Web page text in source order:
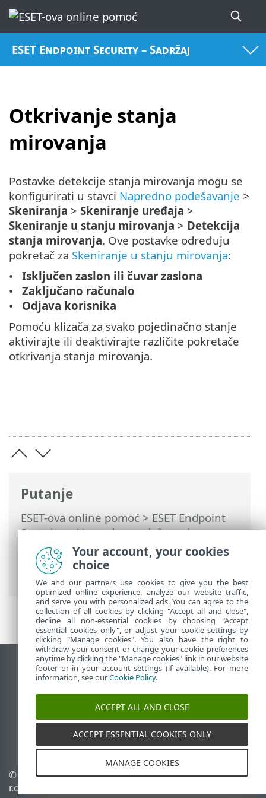
ESET Endpoint Security – Sadržaj
Otkrivanje stanja
mirovanja
Putanje
ESET-ova online pomoć>ESET Endpoint
Security>Napredno podešavanje>
Skeniranja>Skeniranje uređaja>
Skeniranje u stanju mirovanja
Otkrivanje stanja mirovanja
Postavke detekcije stanja mirovanja mogu se
konfigurirati u stavci Napredno podešavanje >
Skeniranja > Skeniranje uređaja >
Skeniranje u stanju mirovanja > Detekcija
stanja mirovanja. Ove postavke određuju
pokretač za Skeniranje u stanju mirovanja:
Isključen zaslon ili čuvar zaslona
Zaključano računalo
Odjava korisnika
Pomoću klizača za svako pojedinačno stanje
aktivirajte ili deaktivirajte različite pokretače
otkrivanja stanja mirovanja.
Prikaži stranicu za radnu površinu
End of Life
ESET-ova baza znanja
ESET Status Portal
Regionalna podrška
© 1992 - 2026 ESET, spol. s
r.o. – Sva prava pridržana.
Upravljanje kolačićima
Your account, your cookies
choice
We and our partners use cookies to give you the best
optimized online experience, analyze our website traffic,
and serve you with personalized ads. You can agree to the
collection of all cookies by clicking "Accept all and close",
decline all non-essential cookies by choosing "Accept
essential cookies only", or adjust your cookie settings by
clicking "Manage cookies". You also have the right to
withdraw your consent or change your cookie preferences
anytime by clicking the "Manage cookies" link in our website
footer or in your account settings (if available). For more
information, see ourCookie Policy.
ACCEPT ALL AND CLOSE
ACCEPT ESSENTIAL COOKIES ONLY
MANAGE COOKIES